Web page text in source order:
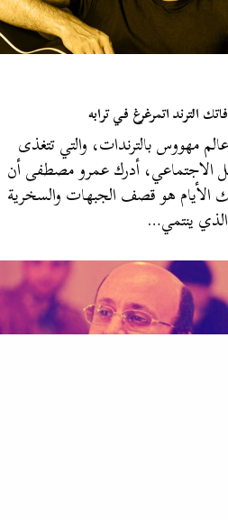
الترند اتمرغرغ في ترابه
مهووس بالترندات، والتي تتغذى
الاجتماعي، أدرك عمرو مصطفى أن
الأيام هو قصف الجبهات والسخرية
الذي ينتمي…